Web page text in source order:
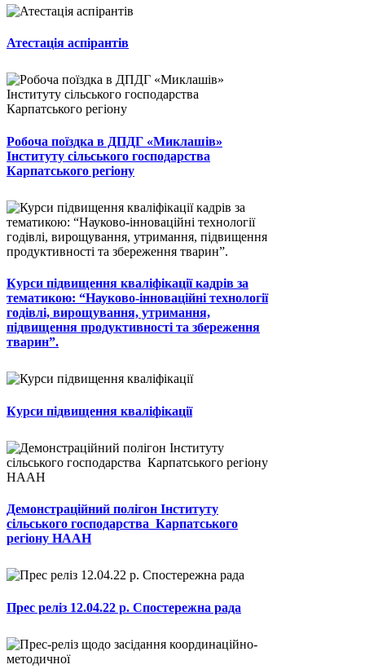
Атестація аспірантів
Робоча поїздка в ДПДГ «Миклашів»
Інституту сільського господарства
Карпатського регіону
Курси підвищення кваліфікації кадрів за
тематикою: “Науково-інноваційні технології
годівлі, вирощування, утримання,
підвищення продуктивності та збереження
тварин”.
Курси підвищення кваліфікації
Демонстраційний полігон Інституту
сільського господарства Карпатського
регіону НААН
Прес реліз 12.04.22 р. Спостережна рада